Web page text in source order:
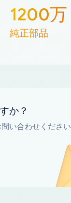
1200万
純正部品
か？
い合わせください